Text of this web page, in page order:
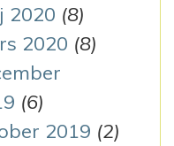
2020 (8)
2020 (8)
(6)
2019 (2)